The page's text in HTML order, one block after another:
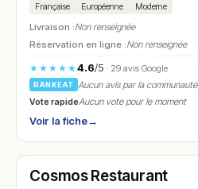
Française Européenne Moderne
Livraison :Non renseignée
Réservation en ligne :Non renseignée
★★★★★4.6/5· 29 avis Google
RANKEAT
Aucun avis par la communauté
Vote rapideAucun vote pour le moment
Voir la fiche→
N° 18
Cosmos Restaurant